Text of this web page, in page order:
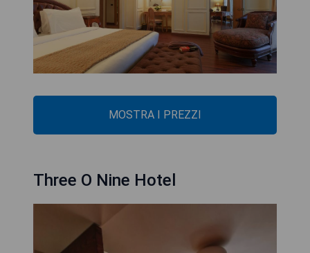
MOSTRA I PREZZI
Three O Nine Hotel